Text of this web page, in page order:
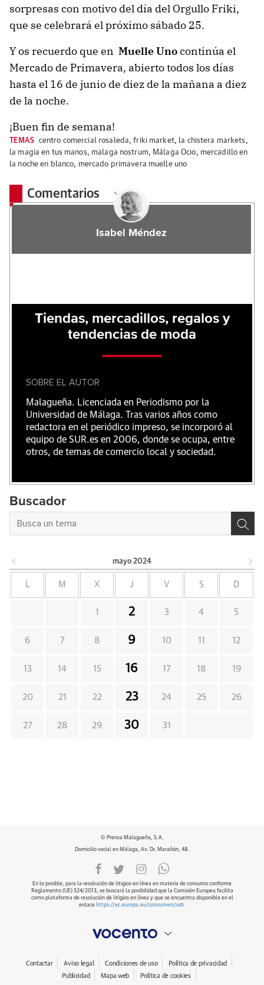
sorpresas con motivo del día del Orgullo Friki,
que se celebrará el próximo sábado 25.
Y os recuerdo que en Muelle Unocontinúa el
Mercado de Primavera, abierto todos los días
hasta el 16 de junio de diez de la mañana a diez
de la noche.
¡Buen fin de semana!
TEMAS centro comercial rosaleda,friki market, la chistera markets,
la magia en tus manos, malaga nostrum, Málaga Ocio, mercadillo en
la noche en blanco, mercado primavera muelle uno
Comentarios
Isabel Méndez
Tiendas, mercadillos, regalos y
tendencias de moda
SOBRE EL AUTOR
Malagueña. Licenciada en Periodismo por la
Universidad de Málaga. Tras varios años como
redactora en el periódico impreso, se incorporó al
equipo de SUR.es en 2006, donde se ocupa, entre
otros, de temas de comercio local y sociedad.
Buscador
mayo 2024
L M X J V S D
1 2 3 4 5
6 7 8 9 10 11 12
13 14 15 16 17 18 19
20 21 22 23 24 25 26
27 28 29 30 31
© Prensa Malagueña, S.A.
Domicilio social en Málaga, Av. Dr. Marañón, 48.
En lo posible, para la resolución de litigios en línea en materia de consumo conforme
Reglamento (UE) 524/2013, se buscará la posibilidad que la Comisión Europea facilita
como plataforma de resolución de litigios en línea y que se encuentra disponible en el
enlace https://ec.europa.eu/consumers/odr.
Contactar Aviso legal Condiciones de uso
Política de privacidad
Publicidad
Mapa web Política de cookies